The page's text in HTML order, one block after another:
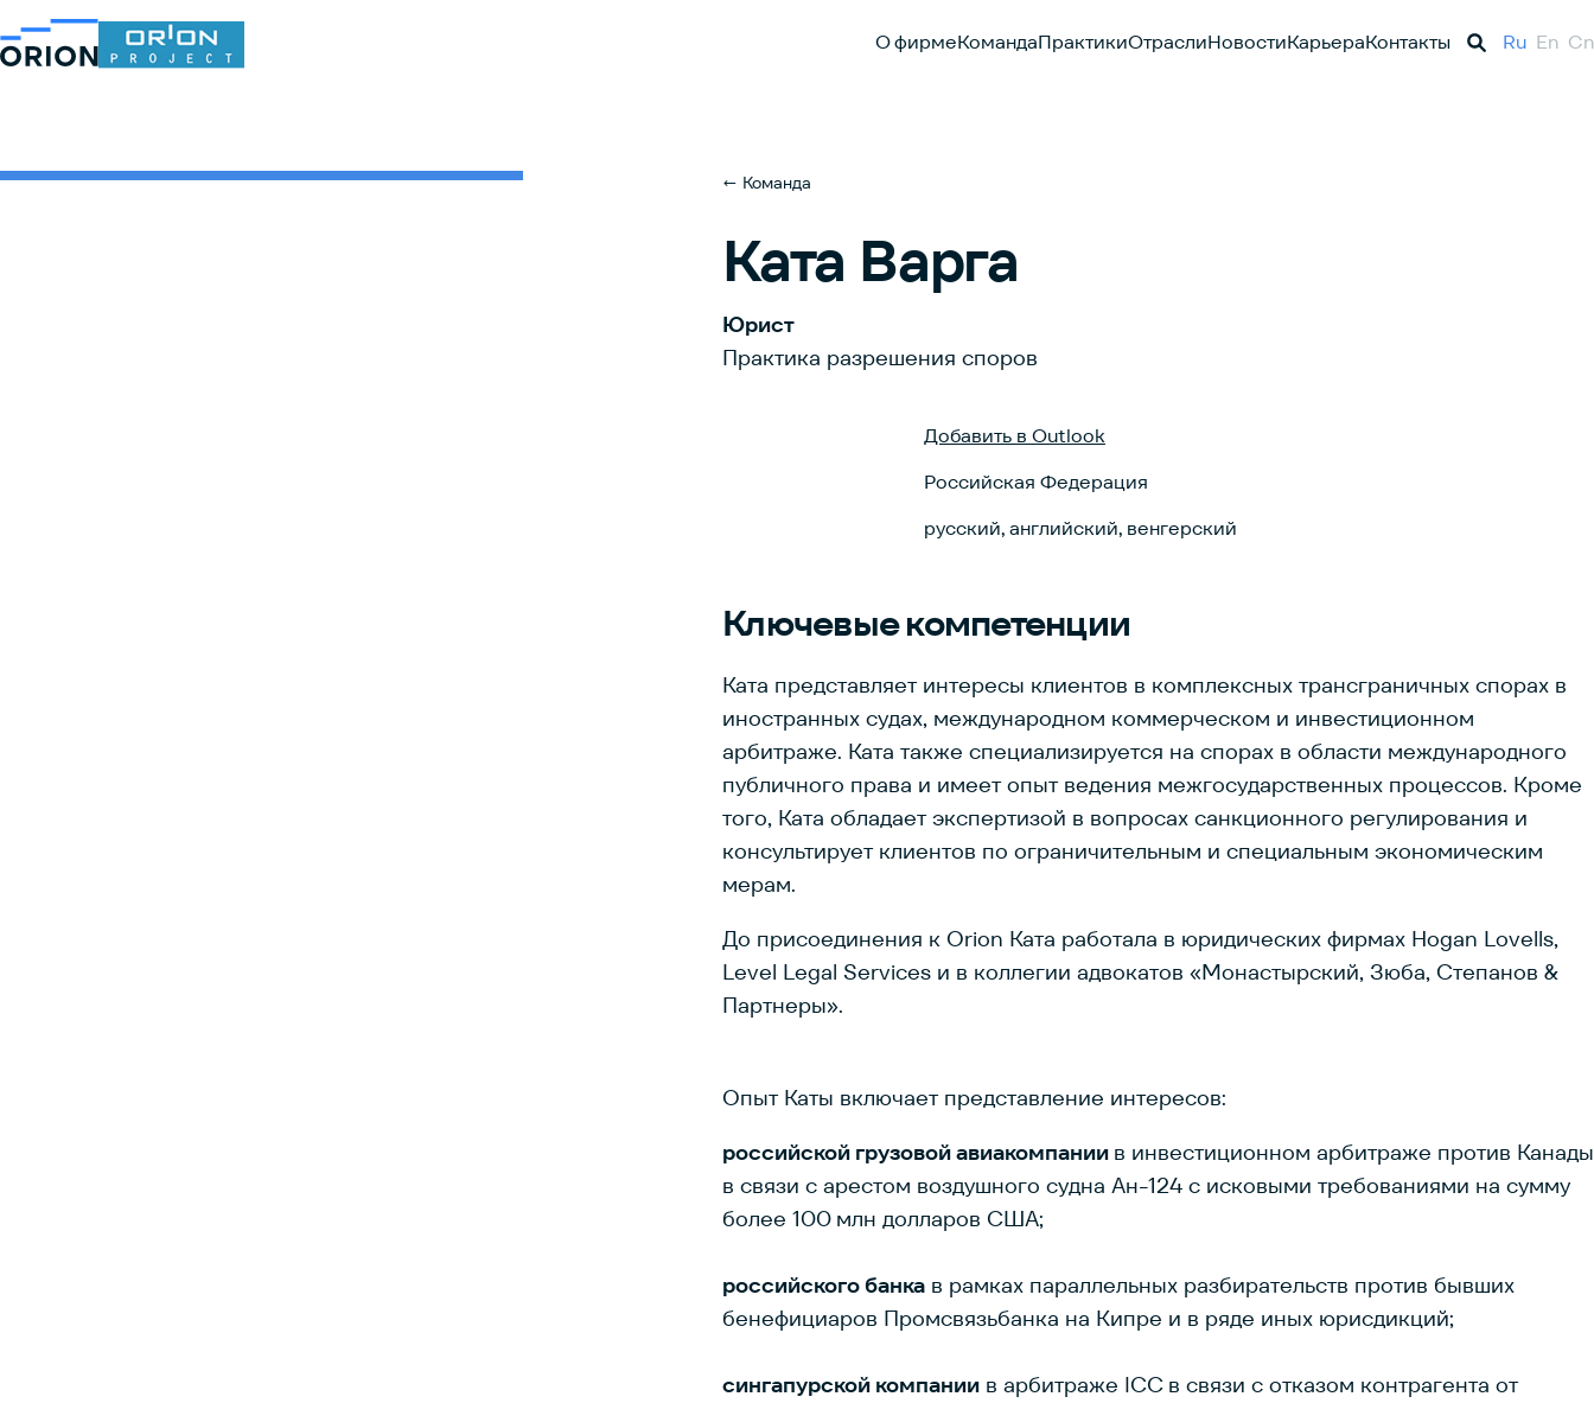
О фирмеКомандаПрактикиОтраслиНовостиКарьераКонтакты Ru En Cn
← Команда
Ката Варга
Юрист
Практика разрешения споров
Добавить в Outlook
Российская Федерация
русский, английский, венгерский
Ключевыекомпетенции
Ката представляет интересы клиентов в комплексных трансграничных спорах в
иностранных судах, международном коммерческом и инвестиционном
арбитраже. Ката также специализируется на спорах в области международного
публичного права и имеет опыт ведения межгосударственных процессов. Кроме
того, Ката обладает экспертизой в вопросах санкционного регулирования и
консультирует клиентов по ограничительным и специальным экономическим
мерам.
До присоединения к Orion Ката работала в юридических фирмах Hogan Lovells,
Level Legal Services и в коллегии адвокатов «Монастырский, Зюба, Степанов &
Партнеры».
Опыт Каты включает представление интересов:
российской грузовой авиакомпании в инвестиционном арбитраже против Канады
в связи с арестом воздушного судна Ан-124 с исковыми требованиями на сумму
более 100 млн долларов США;
российского банка в рамках параллельных разбирательств против бывших
бенефициаров Промсвязьбанка на Кипре и в ряде иных юрисдикций;
сингапурской компании в арбитраже ICC в связи с отказом контрагента от